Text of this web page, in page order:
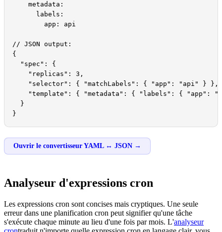
    metadata:
      labels:
        app: api
// JSON output:
{
  "spec": {
    "replicas": 3,
    "selector": { "matchLabels": { "app": "api" } },
"template": { "metadata": { "labels": { "app":
  }
}
Ouvrir le convertisseur YAML ↔ JSON →
Analyseur d'expressions cron
Les expressions cron sont concises mais cryptiques. Une seule
erreur dans une planification cron peut signifier qu'une tâche
s'exécute chaque minute au lieu d'une fois par mois. L'analyseur